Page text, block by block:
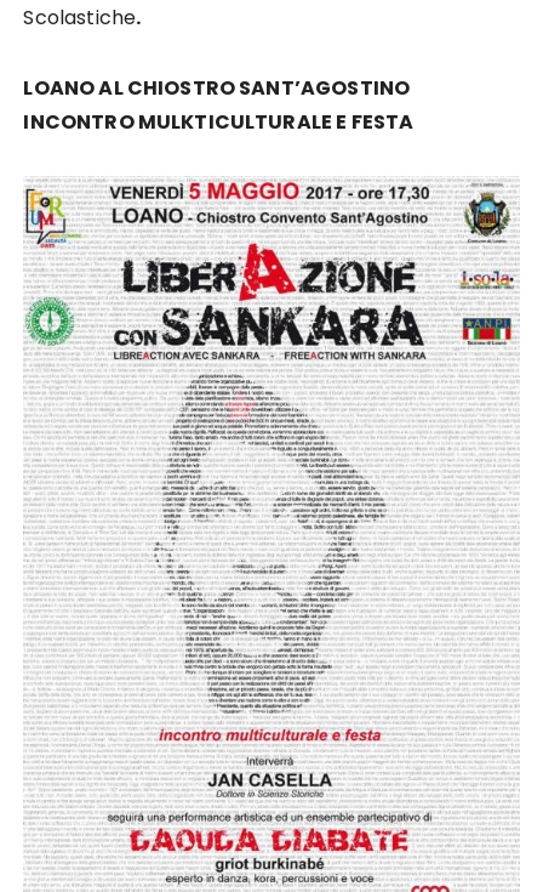
Scolastiche.
LOANO AL CHIOSTRO SANT’AGOSTINO
INCONTRO MULKTICULTURALE E FESTA